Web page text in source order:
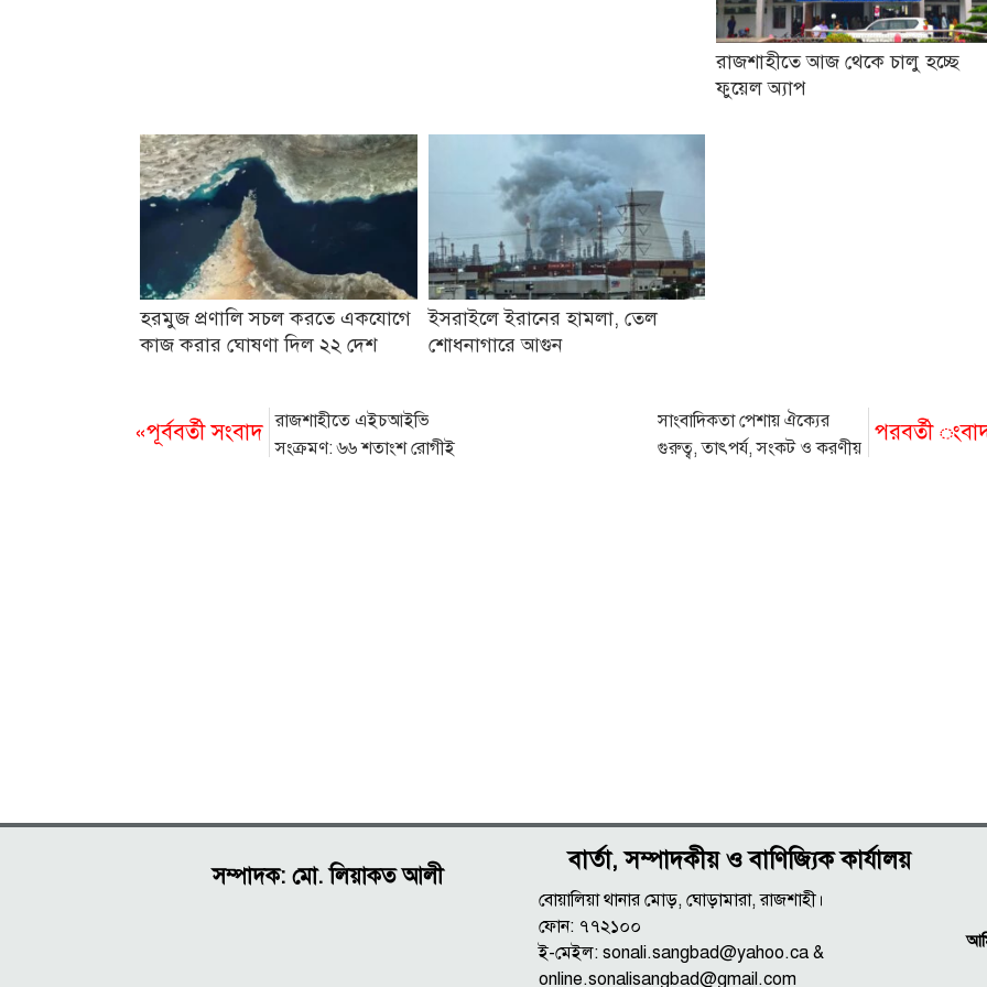
রাজশাহীতে আজ থেকে চালু হচ্ছে
ফুয়েল অ্যাপ
হরমুজ প্রণালি সচল করতে একযোগে
কাজ করার ঘোষণা দিল ২২ দেশ
ইসরাইলে ইরানের হামলা, তেল
শোধনাগারে আগুন
«পূর্ববর্তী সংবাদ রাজশাহীতে এইচআইভি
সংক্রমণ: ৬৬ শতাংশ রোগীই
পরবর্তী
সাংবাদিকতা পেশায় ঐক্যের
গুরুত্ব, তাৎপর্য, সংকট ও করণীয়
সম্পাদক: মো. লিয়াকত আলী
বার্তা, সম্পাদকীয় ও বাণিজ্যিক কার্যালয়
বোয়ালিয়া থানার মোড়, ঘোড়ামারা, রাজশাহী।
ফোন: ৭৭২১০০
ই-মেইল: sonali.sangbad@yahoo.ca &
online.sonalisangbad@gmail.com